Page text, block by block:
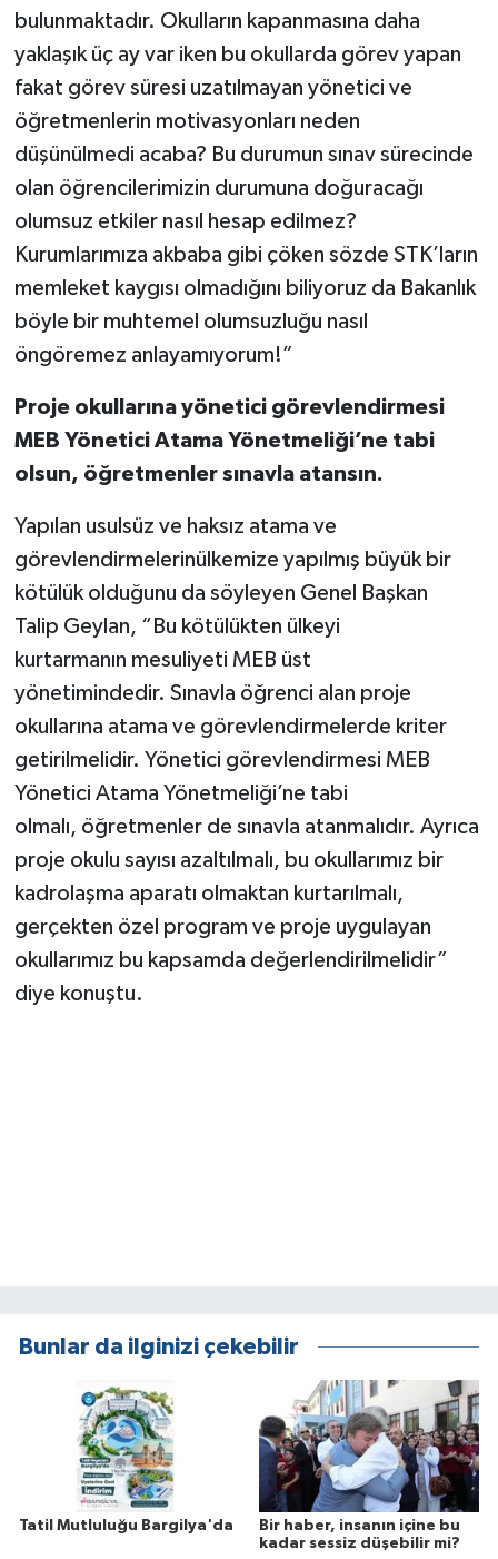
bulunmaktadır. Okulların kapanmasına daha
yaklaşık üç ay var iken bu okullarda görev yapan
fakat görev süresi uzatılmayan yönetici ve
öğretmenlerin motivasyonları neden
düşünülmedi acaba? Bu durumun sınav sürecinde
olan öğrencilerimizin durumuna doğuracağı
olumsuz etkiler nasıl hesap edilmez?
Kurumlarımıza akbaba gibi çöken sözde STK’ların
memleket kaygısı olmadığını biliyoruz da Bakanlık
böyle bir muhtemel olumsuzluğu nasıl
öngöremez anlayamıyorum!”
Proje okullarına yönetici görevlendirmesi
MEB Yönetici Atama Yönetmeliği’ne tabi
olsun, öğretmenler sınavla atansın.
Yapılan usulsüz ve haksız atama ve
görevlendirmelerinülkemize yapılmış büyük bir
kötülük olduğunu da söyleyen Genel Başkan
Talip Geylan, “Bu kötülükten ülkeyi
kurtarmanın mesuliyeti MEB üst
yönetimindedir. Sınavla öğrenci alan proje
okullarına atama ve görevlendirmelerde kriter
getirilmelidir. Yönetici görevlendirmesi MEB
Yönetici Atama Yönetmeliği’ne tabi
olmalı, öğretmenler de sınavla atanmalıdır. Ayrıca
proje okulu sayısı azaltılmalı, bu okullarımız bir
kadrolaşma aparatı olmaktan kurtarılmalı,
gerçekten özel program ve proje uygulayan
okullarımız bu kapsamda değerlendirilmelidir”
diye konuştu.
Bunlar da ilginizi çekebilir
Tatil Mutluluğu Bargilya'da
Bir haber, insanın içine bu
kadar sessiz düşebilir mi?